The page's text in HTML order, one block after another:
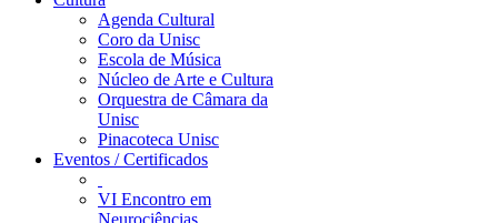
Agenda Cultural
Coro da Unisc
Escola de Música
Núcleo de Arte e Cultura
Orquestra de Câmara da
Unisc
Pinacoteca Unisc
Eventos / Certificados
VI Encontro em
Neurociências